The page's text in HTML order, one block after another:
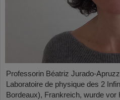
Professorin Béatriz Jurado-
Laboratoire de physique des 2
Bordeaux), Frankreich, wurde vor